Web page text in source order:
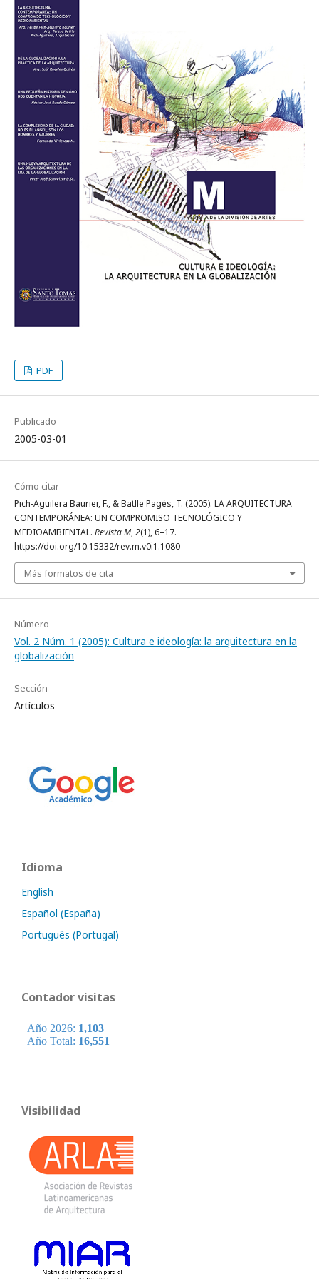
PDF
Publicado
2005-03-01
Cómo citar
Pich-Aguilera Baurier, F., & Batlle Pagés, T. (2005). LA ARQUITECTURA
CONTEMPORÁNEA: UN COMPROMISO TECNOLÓGICO Y
MEDIOAMBIENTAL. Revista M,2(1), 6–17.
https://doi.org/10.15332/rev.m.v0i1.1080
Más formatos de cita
Número
Vol. 2 Núm. 1 (2005): Cultura e ideología: la arquitectura en la
globalización
Sección
Artículos
Idioma
English
Español (España)
Português (Portugal)
Contador visitas
Visibilidad